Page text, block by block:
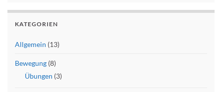
KATEGORIEN
Allgemein (13)
Bewegung (8)
Übungen (3)